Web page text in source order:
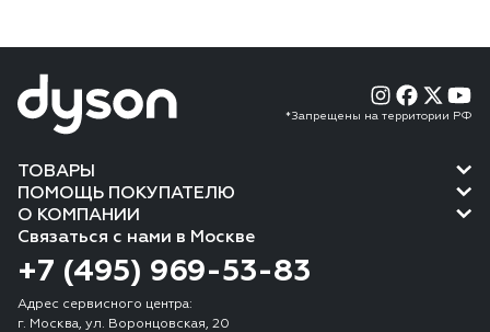
*Запрещены на территории РФ
ТОВАРЫ
ПОМОЩЬ ПОКУПАТЕЛЮ
О КОМПАНИИ
Связаться с нами в Москве
+7 (495) 969-53-83
Адрес сервисного центра:
г. Москва, ул. Воронцовская, 20